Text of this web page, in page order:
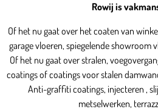
Rowij is
Of het nu gaat over het coaten van
garage vloeren, spiegelende showroom
Of het nu gaat over stralen,
coatings of coatings voor stalen
Anti-graffiti coatings, injecteren ,
metselwerken,